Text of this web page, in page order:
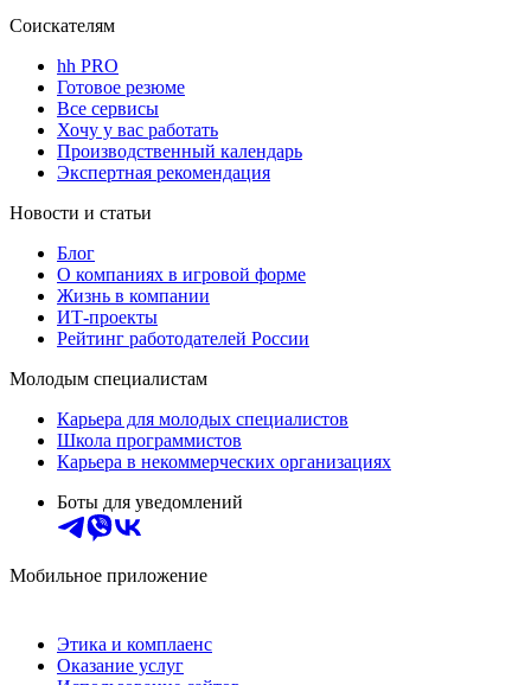
Соискателям
hh PRO
Готовое резюме
Все сервисы
Хочу у вас работать
Производственный календарь
Экспертная рекомендация
Новости и статьи
Блог
О компаниях в игровой форме
Жизнь в компании
ИТ-проекты
Рейтинг работодателей России
Молодым специалистам
Карьера для молодых специалистов
Школа программистов
Карьера в некоммерческих организациях
Боты для уведомлений
Мобильное приложение
Этика и комплаенс
Оказание услуг